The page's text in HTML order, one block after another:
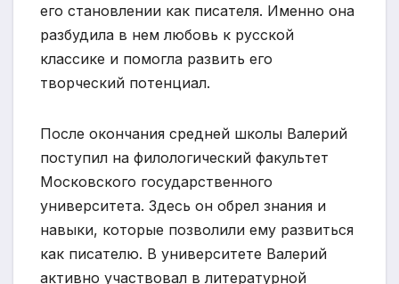
его становлении как писателя. Именно она
разбудила в нем любовь к русской
классике и помогла развить его
творческий потенциал.
После окончания средней школы Валерий
поступил на филологический факультет
Московского государственного
университета. Здесь он обрел знания и
навыки, которые позволили ему развиться
как писателю. В университете Валерий
активно участвовал в литературной